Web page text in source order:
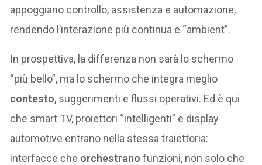
appoggiano controllo, assistenza e automazione,
rendendo l’interazione più continua e “ambient”.
In prospettiva, la differenza non sarà lo schermo
“più bello”, ma lo schermo che integra meglio
contesto, suggerimenti e flussi operativi. Ed è qui
che smart TV, proiettori “intelligenti” e display
automotive entrano nella stessa traiettoria:
interfacce che orchestrano funzioni, non solo che